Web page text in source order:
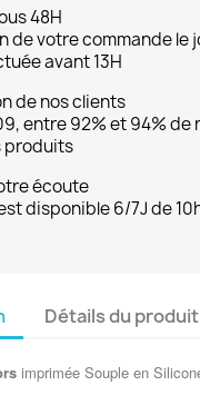
48H
de votre commande le
avant 13H
de nos clients
entre 92% et 94% de
produits
écoute
disponible 6/7J de
Détails du produit
imprimée Souple en